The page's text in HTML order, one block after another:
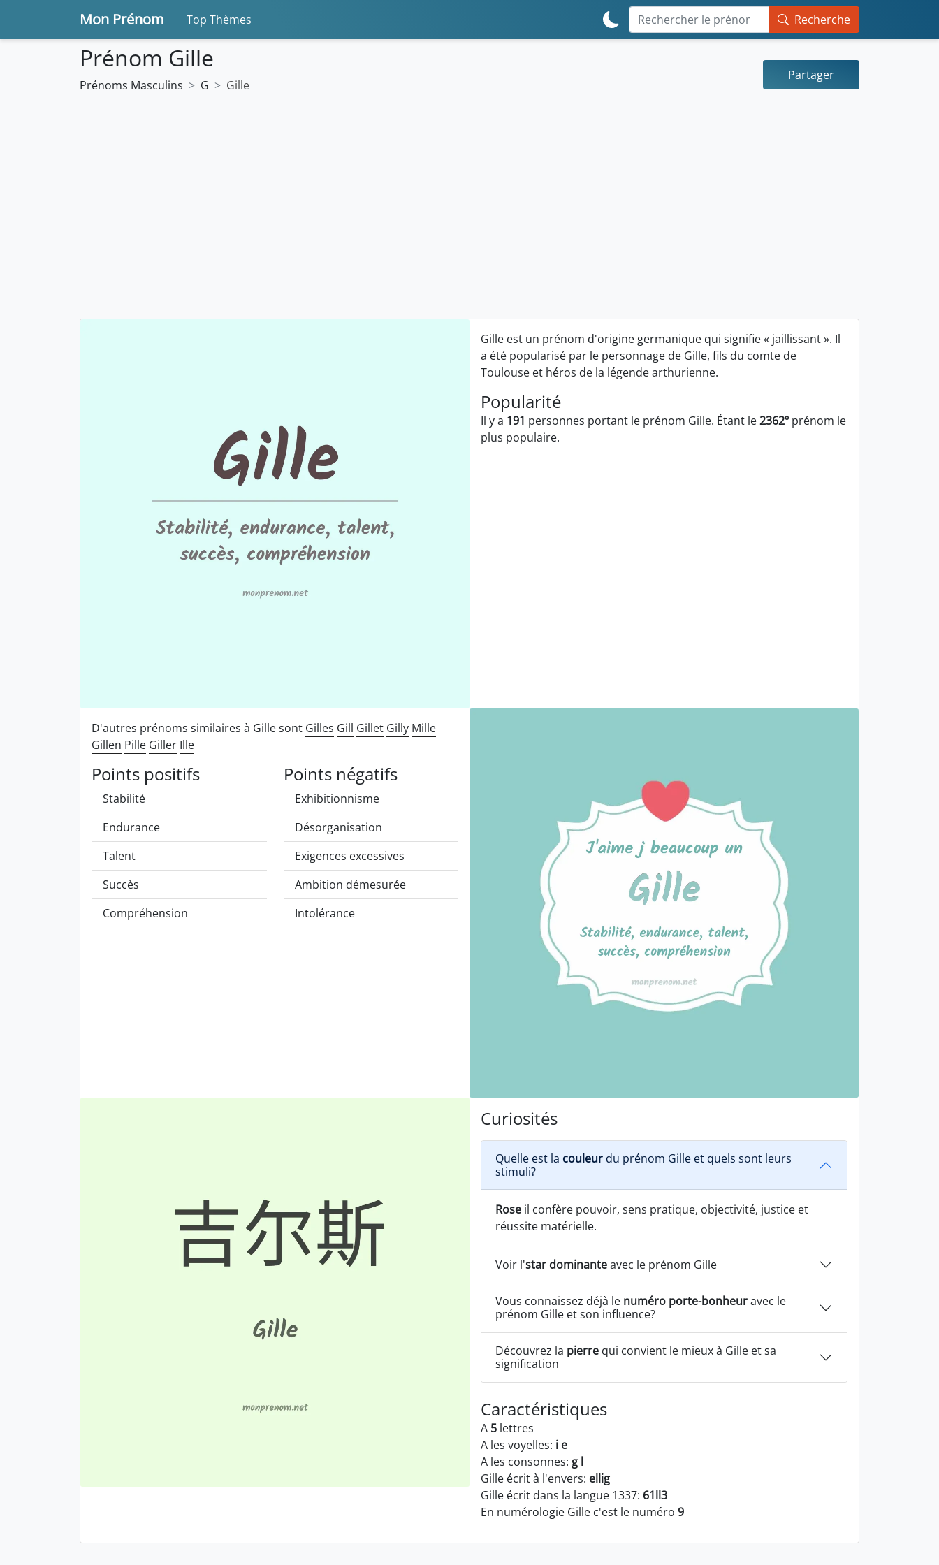
Mon Prénom Top Thèmes Recherche
Prénom Gille
Prénoms Masculins G Gille
Partager
Gille est un prénom d'origine germanique qui signifie « jaillissant ». Il
a été popularisé par le personnage de Gille, fils du comte de
Toulouse et héros de la légende arthurienne.
Popularité
Il y a 191 personnes portant le prénom Gille. Étant le2362º prénom le
plus populaire.
D'autres prénoms similaires à Gille sont Gilles Gill Gillet Gilly Mille
Gillen Pille Giller Ille
Points positifs
Stabilité
Endurance
Talent
Succès
Compréhension
Points négatifs
Exhibitionnisme
Désorganisation
Exigences excessives
Ambition démesurée
Intolérance
Curiosités
Quelle est la couleur du prénom Gille et quels sont leurs
stimuli?
Rose il confère pouvoir, sens pratique, objectivité, justice et
réussite matérielle.
Voir l'star dominanteavec le prénom Gille
Vous connaissez déjà le numéro porte-bonheuravec le
prénom Gille et son influence?
Découvrez la pierre qui convient le mieux à Gille et sa
signification
Caractéristiques
A 5 lettres
A les voyelles: i e
A les consonnes: g l
Gille écrit à l'envers: ellig
Gille écrit dans la langue 1337: 61ll3
En numérologie Gille c'est le numéro 9